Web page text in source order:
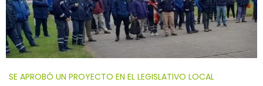
SE APROBÓ UN PROYECTO EN EL LEGISLATIVO LOCAL